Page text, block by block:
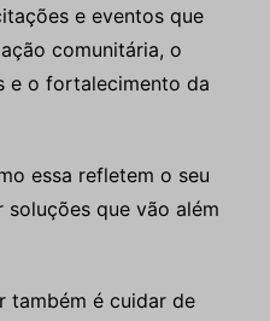
e eventos que
comunitária, o
e o fortalecimento da
essa refletem o seu
que vão além
também é cuidar de